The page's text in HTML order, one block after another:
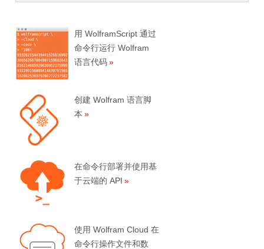
用 WolframScript 通过
命令行运行 Wolfram
语言代码
创建 Wolfram 语言脚
本
在命令行部署并使用基
于云端的 API
使用 Wolfram Cloud 在
命令行操作文件和数